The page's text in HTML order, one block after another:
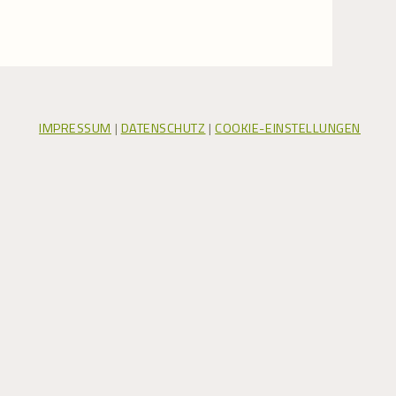
IMPRESSUM | DATENSCHUTZ |COOKIE-EINSTELLUNGEN